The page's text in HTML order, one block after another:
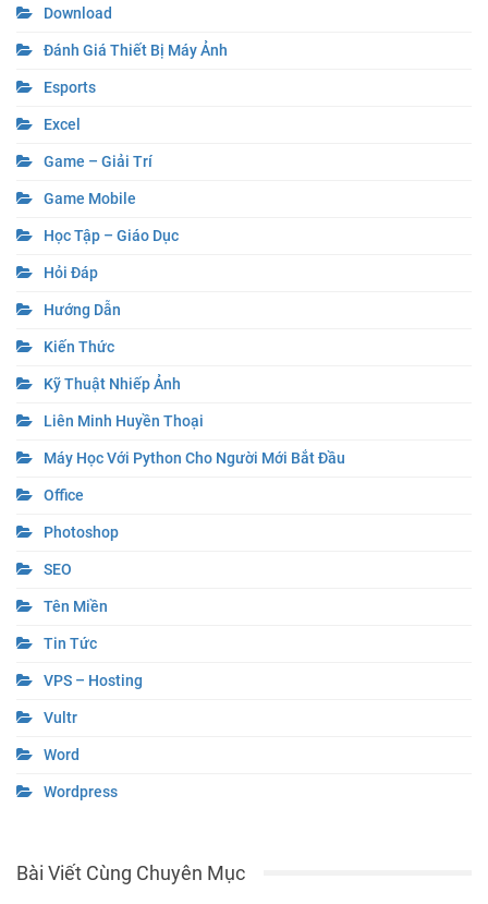
Download
Đánh Giá Thiết Bị Máy Ảnh
Esports
Excel
Game – Giải Trí
Game Mobile
Học Tập – Giáo Dục
Hỏi Đáp
Hướng Dẫn
Kiến Thức
Kỹ Thuật Nhiếp Ảnh
Liên Minh Huyền Thoại
Máy Học Với Python Cho Người Mới Bắt Đầu
Office
Photoshop
SEO
Tên Miền
Tin Tức
VPS – Hosting
Vultr
Word
Wordpress
Bài Viết Cùng Chuyên Mục